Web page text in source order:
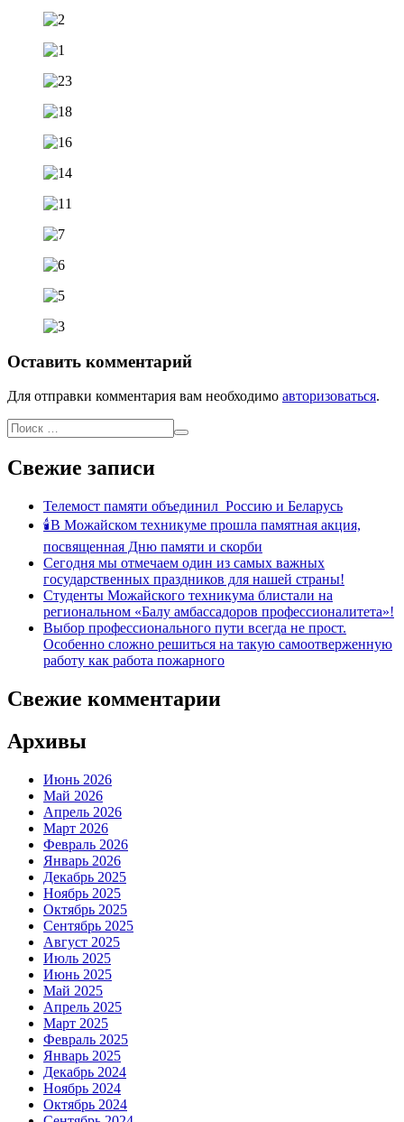
Оставить комментарий
Для отправки комментария вам необходимо авторизоваться.
Свежие записи
Телемост памяти объединил Россию и Беларусь
🕯В Можайском техникуме прошла памятная акция,
посвященная Дню памяти и скорби
Сегодня мы отмечаем один из самых важных
государственных праздников для нашей страны!
Студенты Можайского техникума блистали на
региональном «Балу амбассадоров профессионалитета»!
Выбор профессионального пути всегда не прост.
Особенно сложно решиться на такую самоотверженную
работу как работа пожарного
Свежие комментарии
Архивы
Июнь 2026
Май 2026
Апрель 2026
Март 2026
Февраль 2026
Январь 2026
Декабрь 2025
Ноябрь 2025
Октябрь 2025
Сентябрь 2025
Август 2025
Июль 2025
Июнь 2025
Май 2025
Апрель 2025
Март 2025
Февраль 2025
Январь 2025
Декабрь 2024
Ноябрь 2024
Октябрь 2024